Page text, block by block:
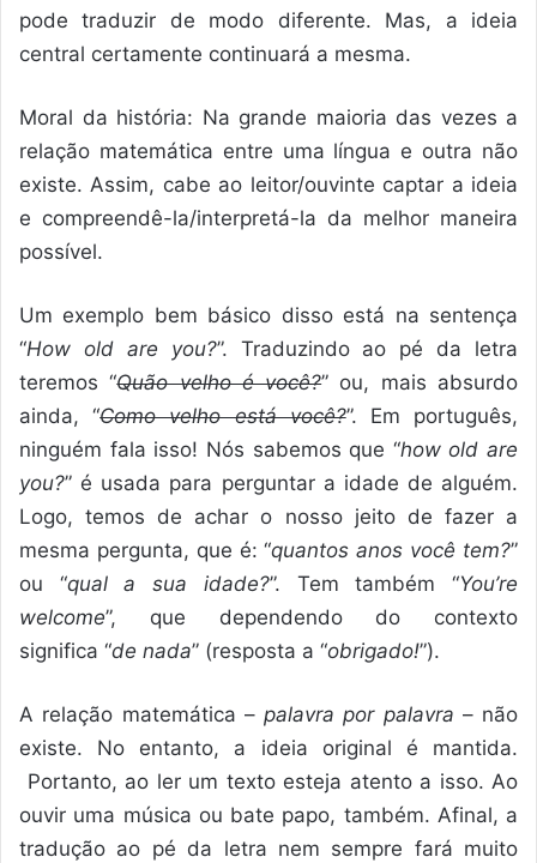
pode traduzir de modo diferente. Mas, a ideia
central certamente continuará a mesma.
Moral da história: Na grande maioria das vezes a
relação matemática entre uma língua e outra não
existe. Assim, cabe ao leitor/ouvinte captar a ideia
e compreendê-la/interpretá-la da melhor maneira
possível.
Um exemplo bem básico disso está na sentença
“How old are you?”. Traduzindo ao pé da letra
teremos “Quão velho é você?” ou, mais absurdo
ainda, “Como velho está você?”. Em português,
ninguém fala isso! Nós sabemos que “how old are
you?” é usada para perguntar a idade de alguém.
Logo, temos de achar o nosso jeito de fazer a
mesma pergunta, que é: “quantos anos você tem?”
ou “qual a sua idade?”. Tem também “You’re
welcome”, que dependendo do contexto
significa “de nada” (resposta a “obrigado!”).
A relação matemática – palavra por palavra – não
existe. No entanto, a ideia original é mantida.
Portanto, ao ler um texto esteja atento a isso. Ao
ouvir uma música ou bate papo, também. Afinal, a
tradução ao pé da letra nem sempre fará muito